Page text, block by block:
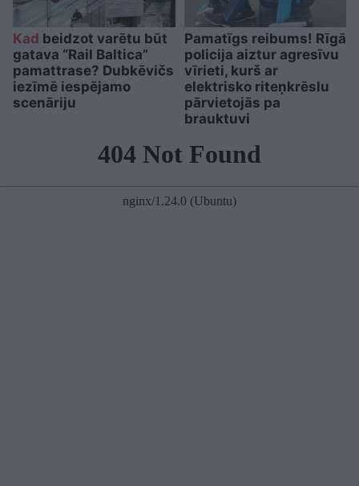
Kad beidzot varētu būt
gatava “Rail Baltica”
pamattrase? Dubkēvičs
iezīmē iespējamo
scenāriju
Pamatīgs reibums! Rīgā
policija aiztur agresīvu
vīrieti, kurš ar
elektrisko riteņkrēslu
pārvietojās pa
brauktuvi